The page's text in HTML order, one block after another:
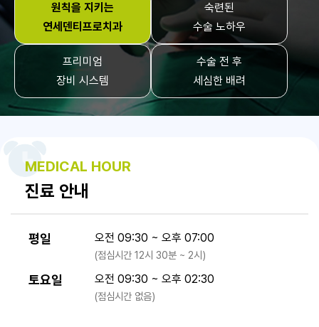
원칙을 지키는
연세덴티프로치과
숙련된
수술 노하우
프리미엄
장비 시스템
수술 전 후
세심한 배려
MEDICAL HOUR
진료 안내
평일 오전 09:30 ~ 오후 07:00
(점심시간 12시 30분 ~ 2시)
토요일 오전 09:30 ~ 오후 02:30
(점심시간 없음)